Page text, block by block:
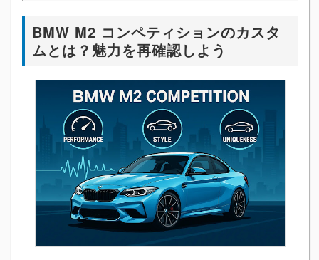
BMW M2 コンペティションのカスタ
ムとは？魅力を再確認しよう